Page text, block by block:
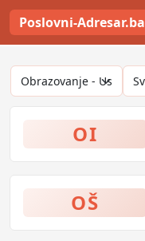
Poslovni-Adresar.ba
OI
OŠ